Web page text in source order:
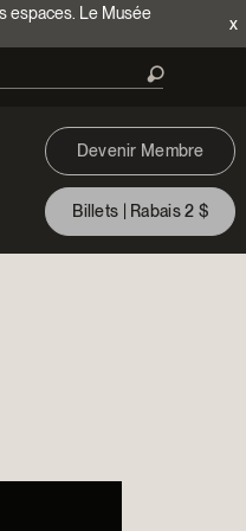
espaces. Le Musée
x
Devenir Membre
Billets | Rabais 2 $